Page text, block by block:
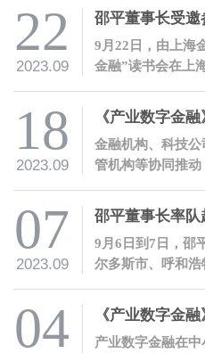
22
2023.09
9月22日，由上海
金融”读书会在上
进行主题发言。
18
2023.09
金融机构、科技
管机构等协同推
07
2023.09
9月6日到7日，邵
尔多斯市、呼和
联合社座谈交流
伏发电基地、罕
斯市人才科创中心
04
产业数字金融在